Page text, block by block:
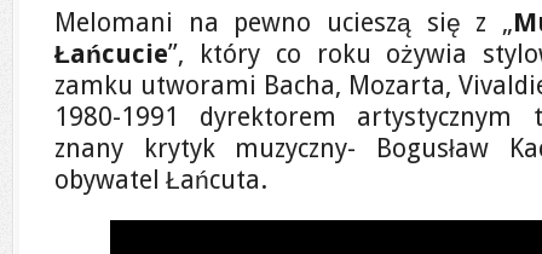
Melomani na pewno ucieszą się z „
Łańcucie”, który co roku ożywia
zamku utworami Bacha, Mozarta,
1980-1991 dyrektorem artystycznym
znany krytyk muzyczny- Bogusław
obywatel Łańcuta.